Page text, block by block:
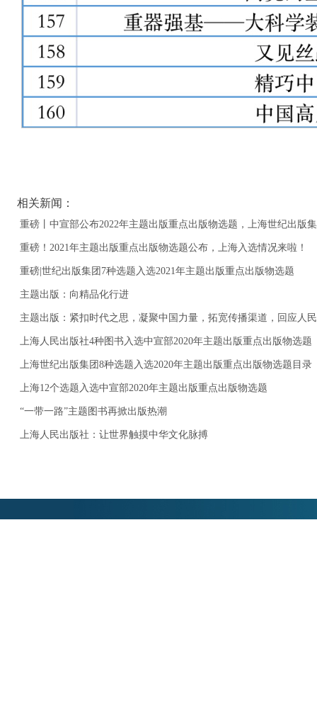
相关新闻：
重磅丨中宣部公布2022年主题出版重点出版物选题，上海世纪出版
重磅！2021年主题出版重点出版物选题公布，上海入选情况来啦！
重磅|世纪出版集团7种选题入选2021年主题出版重点出版物选题
主题出版：向精品化行进
主题出版：紧扣时代之思，凝聚中国力量，拓宽传播渠道，回应人
上海人民出版社4种图书入选中宣部2020年主题出版重点出版物选题
上海世纪出版集团8种选题入选2020年主题出版重点出版物选题目录
上海12个选题入选中宣部2020年主题出版重点出版物选题
“一带一路”主题图书再掀出版热潮
上海人民出版社：让世界触摸中华文化脉搏